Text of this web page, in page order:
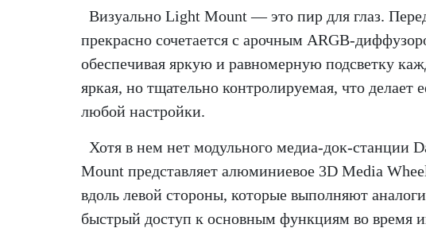
Визуально Light Mount — это пир для глаз.
прекрасно сочетается с арочным ARGB-
обеспечивая яркую и равномерную подсветку
яркая, но тщательно контролируемая, что
любой настройки.
Хотя в нем нет модульного медиа-док-
Mount представляет алюминиевое 3D Media
вдоль левой стороны, которые выполняют
быстрый доступ к основным функциям во время